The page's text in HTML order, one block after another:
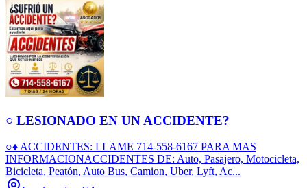
○ LESIONADO EN UN ACCIDENTE?
○♦ ACCIDENTES: LLAME 714-558-6167 PARA MAS
INFORMACIONACCIDENTES DE: Auto, Pasajero, Motocicleta,
Bicicleta, Peatón, Auto Bus, Camion, Uber, Lyft, Ac...